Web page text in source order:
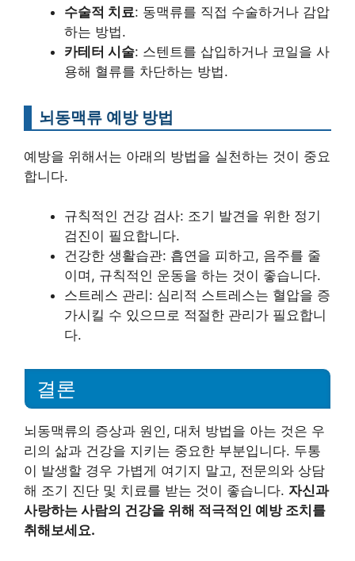
수술적 치료: 동맥류를 직접 수술하거나 감압
하는 방법.
카테터 시술: 스텐트를 삽입하거나 코일을 사
용해 혈류를 차단하는 방법.
뇌동맥류 예방 방법
예방을 위해서는 아래의 방법을 실천하는 것이 중요
합니다.
규칙적인 건강 검사: 조기 발견을 위한 정기
검진이 필요합니다.
건강한 생활습관: 흡연을 피하고, 음주를 줄
이며, 규칙적인 운동을 하는 것이 좋습니다.
스트레스 관리: 심리적 스트레스는 혈압을 증
가시킬 수 있으므로 적절한 관리가 필요합니
다.
결론
뇌동맥류의 증상과 원인, 대처 방법을 아는 것은 우
리의 삶과 건강을 지키는 중요한 부분입니다. 두통
이 발생할 경우 가볍게 여기지 말고, 전문의와 상담
해 조기 진단 및 치료를 받는 것이 좋습니다. 자신과
사랑하는 사람의 건강을 위해 적극적인 예방 조치를
취해보세요.